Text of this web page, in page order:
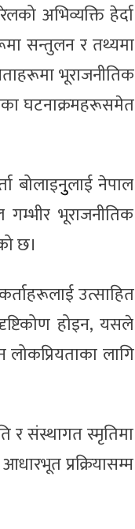
अभिव्यक्ति हेर्दा
सन्तुलन र तथ्यमा
भूराजनीतिक
घटनाक्रमहरूसमेत
बोलाइनुुलाई नेपाल
भूराजनीतिक
छ।
उत्साहित
होइन, यसले
लोकप्रियताका लागि
र संस्थागत स्मृतिमा
प्रक्रियासम्म